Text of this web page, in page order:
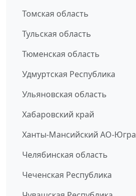
Томская область
Тульская область
Тюменская область
Удмуртская Республика
Ульяновская область
Хабаровский край
Ханты-Мансийский АО-Югра
Челябинская область
Чеченская Республика